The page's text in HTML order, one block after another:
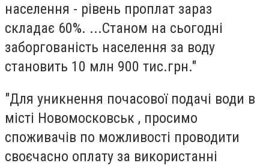
населення - рівень проплат зараз
складає 60%. ...Станом на сьогодні
заборгованість населення за воду
становить 10 млн 900 тис.грн."
"Для уникнення почасової подачі води в
місті Новомосковськ , просимо
споживачів по можливості проводити
своєчасно оплату за використанні